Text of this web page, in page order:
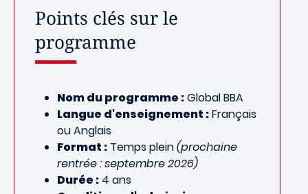
Points clés sur le
programme
Nom du programme :Global BBA
Langue d'enseignement :Français
ou Anglais
Format : Temps plein(prochaine
rentrée : septembre 2026)
Durée : 4 ans